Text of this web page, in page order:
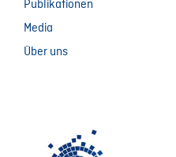
Publikationen
Media
Über uns